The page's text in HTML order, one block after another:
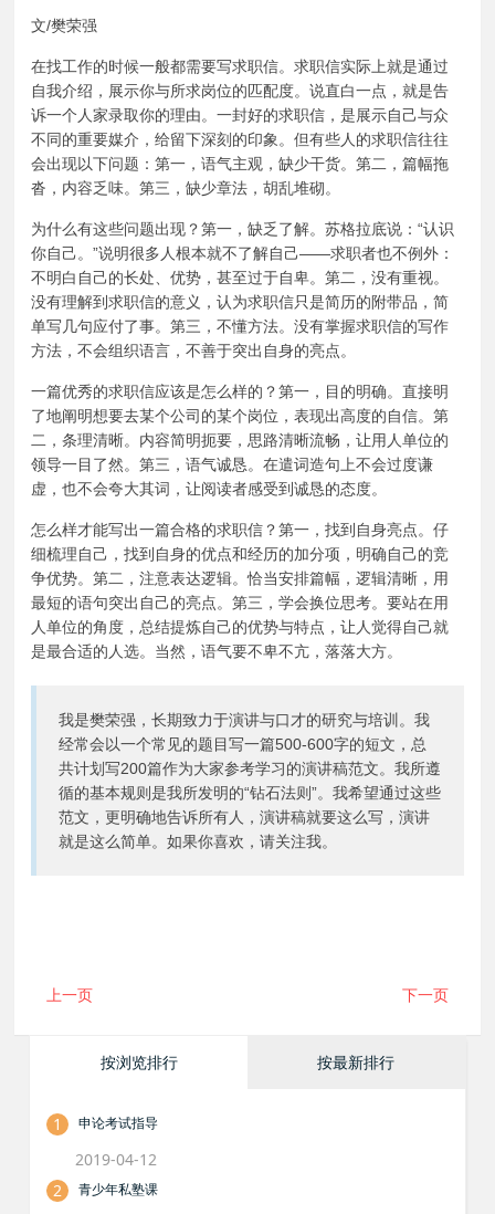
文/樊荣强
在找工作的时候一般都需要写求职信。求职信实际上就是通过
自我介绍，展示你与所求岗位的匹配度。说直白一点，就是告
诉一个人家录取你的理由。一封好的求职信，是展示自己与众
不同的重要媒介，给留下深刻的印象。但有些人的求职信往往
会出现以下问题：第一，语气主观，缺少干货。第二，篇幅拖
沓，内容乏味。第三，缺少章法，胡乱堆砌。
为什么有这些问题出现？第一，缺乏了解。苏格拉底说：“认识
你自己。”说明很多人根本就不了解自己——求职者也不例外：
不明白自己的长处、优势，甚至过于自卑。第二，没有重视。
没有理解到求职信的意义，认为求职信只是简历的附带品，简
单写几句应付了事。第三，不懂方法。没有掌握求职信的写作
方法，不会组织语言，不善于突出自身的亮点。
一篇优秀的求职信应该是怎么样的？第一，目的明确。直接明
了地阐明想要去某个公司的某个岗位，表现出高度的自信。第
二，条理清晰。内容简明扼要，思路清晰流畅，让用人单位的
领导一目了然。第三，语气诚恳。在遣词造句上不会过度谦
虚，也不会夸大其词，让阅读者感受到诚恳的态度。
怎么样才能写出一篇合格的求职信？第一，找到自身亮点。仔
细梳理自己，找到自身的优点和经历的加分项，明确自己的竞
争优势。第二，注意表达逻辑。恰当安排篇幅，逻辑清晰，用
最短的语句突出自己的亮点。第三，学会换位思考。要站在用
人单位的角度，总结提炼自己的优势与特点，让人觉得自己就
是最合适的人选。当然，语气要不卑不亢，落落大方。
我是樊荣强，长期致力于演讲与口才的研究与培训。我
经常会以一个常见的题目写一篇500-600字的短文，总
共计划写200篇作为大家参考学习的演讲稿范文。我所遵
循的基本规则是我所发明的“钻石法则”。我希望通过这些
范文，更明确地告诉所有人，演讲稿就要这么写，演讲
就是这么简单。如果你喜欢，请关注我。
上一页 下一页
按浏览排行 按最新排行
1 申论考试指导
2019-04-12
2
青少年私塾课